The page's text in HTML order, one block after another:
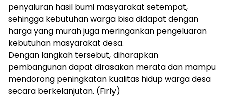
penyaluran hasil bumi masyarakat setempat,
sehingga kebutuhan warga bisa didapat dengan
harga yang murah juga meringankan pengeluaran
kebutuhan masyarakat desa.
Dengan langkah tersebut, diharapkan
pembangunan dapat dirasakan merata dan mampu
mendorong peningkatan kualitas hidup warga desa
secara berkelanjutan. (Firly)